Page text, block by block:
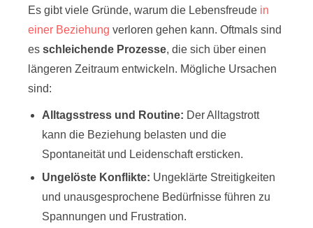
Es gibt viele Gründe, warum die Lebensfreude in
einer Beziehung verloren gehen kann. Oftmals sind
es schleichende Prozesse, die sich über einen
längeren Zeitraum entwickeln. Mögliche Ursachen
sind:
Alltagsstress und Routine: Der Alltagstrott
kann die Beziehung belasten und die
Spontaneität und Leidenschaft ersticken.
Ungelöste Konflikte: Ungeklärte Streitigkeiten
und unausgesprochene Bedürfnisse führen zu
Spannungen und Frustration.